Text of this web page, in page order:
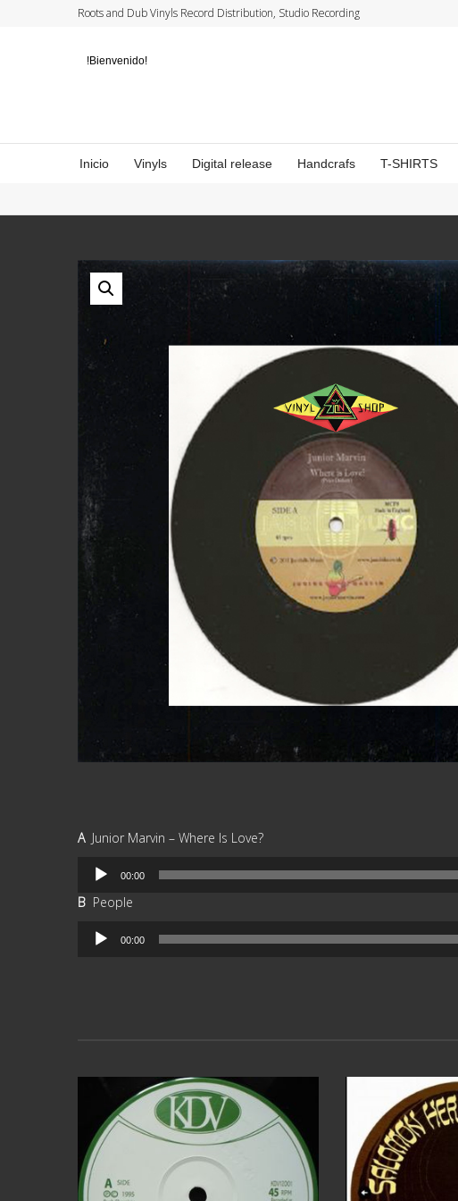
Roots and Dub Vinyls Record Distribution, Studio Recording
!Bienvenido!
Inicio Vinyls Digital release Handcrafs T-SHIRTS
A Junior Marvin ‎– Where Is Love?
Reproductor
audio
00:00
B People
Reproductor
00:00